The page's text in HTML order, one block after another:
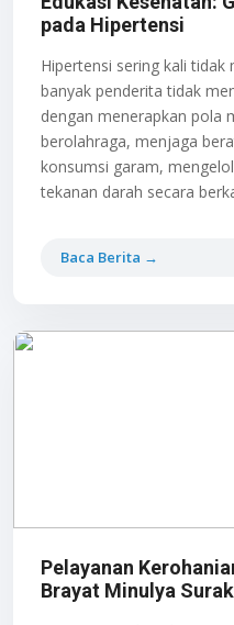
pada Hipertensi
Hipertensi sering kali tidak
banyak penderita tidak
dengan menerapkan pola
berolahraga, menjaga
konsumsi garam,
tekanan darah secara
Baca Berita →
Pelayanan
Brayat Minulya